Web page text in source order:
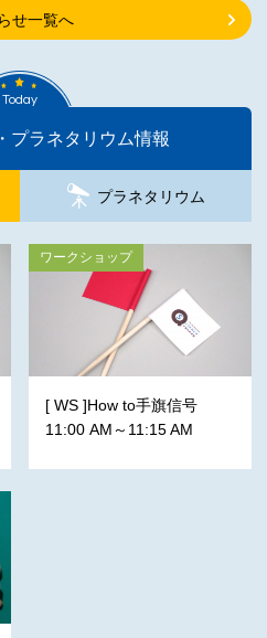
せ一覧へ
Today
プラネタリウム情報
プラネタリウム
ワークショップ
[ WS ]How to手旗信号
11:00 AM～11:15 AM